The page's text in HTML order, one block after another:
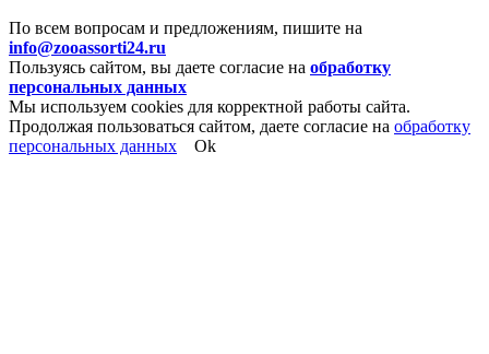
По всем вопросам и предложениям, пишите на
info@zooassorti24.ru
Пользуясь сайтом, вы даете согласие на обработку
персональных данных
Мы используем cookies для корректной работы сайта.
Продолжая пользоваться сайтом, даете согласие на обработку
персональных данных
Ok